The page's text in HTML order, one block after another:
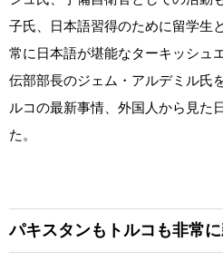
子氏、日本語習得のために留学生
常に日本語が堪能なターキッシュ
伝部部長のジェム・アルデミル氏
ルコの最新事情、外国人から見た
た。
パキスタンもトルコも非常